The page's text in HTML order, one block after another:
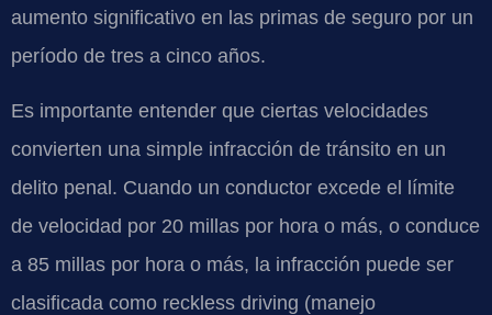
aumento significativo en las primas de seguro por un
período de tres a cinco años.
Es importante entender que ciertas velocidades
convierten una simple infracción de tránsito en un
delito penal. Cuando un conductor excede el límite
de velocidad por 20 millas por hora o más, o conduce
a 85 millas por hora o más, la infracción puede ser
clasificada como reckless driving (manejo